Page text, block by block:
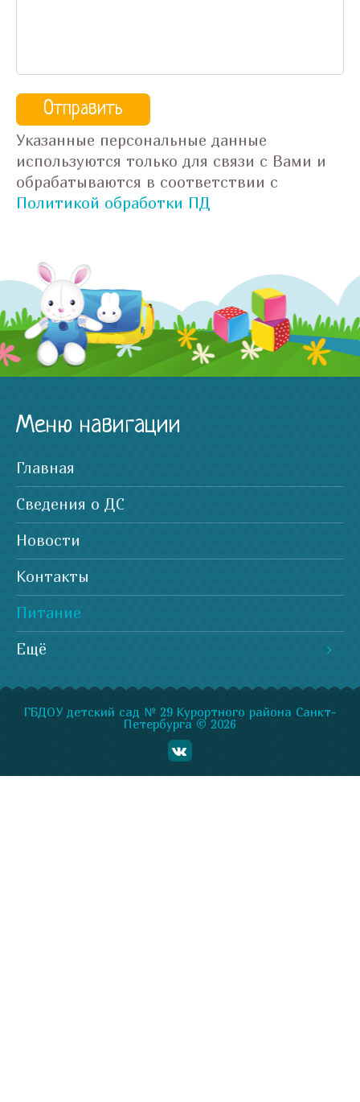
Указанные персональные данные
используются только для связи с Вами и
обрабатываются в соответствии с
Политикой обработки ПД
Меню навигации
Главная
Сведения о ДС
Новости
Контакты
Питание
Ещё
ГБДОУ детский сад № 29 Курортного района Санкт-
Петербурга © 2026